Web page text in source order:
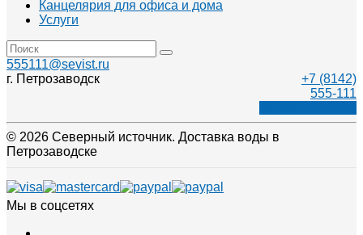
Канцелярия для офиса и дома
Услуги
555111@sevist.ru
г. Петрозаводск
+7 (8142)
555-111
© 2026 Северный источник. Доставка воды в
Петрозаводске
Мы в соцсетях